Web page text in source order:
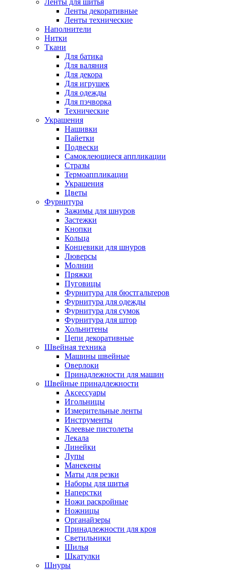
Ленты для шитья
Ленты декоративные
Ленты технические
Наполнители
Нитки
Ткани
Для батика
Для валяния
Для декора
Для игрушек
Для одежды
Для пэчворка
Технические
Украшения
Нашивки
Пайетки
Подвески
Самоклеющиеся аппликации
Стразы
Термоаппликации
Украшения
Цветы
Фурнитура
Зажимы для шнуров
Застежки
Кнопки
Кольца
Концевики для шнуров
Люверсы
Молнии
Пряжки
Пуговицы
Фурнитура для бюстгальтеров
Фурнитура для одежды
Фурнитура для сумок
Фурнитура для штор
Хольнитены
Цепи декоративные
Швейная техника
Машины швейные
Оверлоки
Принадлежности для машин
Швейные принадлежности
Аксессуары
Игольницы
Измерительные ленты
Инструменты
Клеевые пистолеты
Лекала
Линейки
Лупы
Манекены
Маты для резки
Наборы для шитья
Наперстки
Ножи раскройные
Ножницы
Органайзеры
Принадлежности для кроя
Светильники
Шилья
Шкатулки
Шнуры